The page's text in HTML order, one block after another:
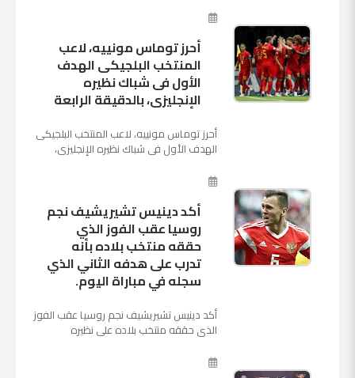
نجم ...
أحرز توماس مونييه، لاعب
المنتخب البلجيكى الهدف
الأول فى شباك نظيره
الإنجليزى، بالدقيقة الرابعة
أحرز توماس مونييه، لاعب المنتخب البلجيكى
الهدف الأول فى شباك نظيره الإنجليزى،
بينهما حاليا على م...
أكد دينيس تشيريشيف نجم
روسيا عقب الفوز الذي
حققه منتخب بلاده بأنه
تدرب على هدفه الثاني الذي
سجله في مباراة اليوم.
أكد دينيس تشيريشيف نجم روسيا عقب الفوز
الذي حققه منتخب بلاده على نظيره
كأس العالم بأنه تدرب على هد...